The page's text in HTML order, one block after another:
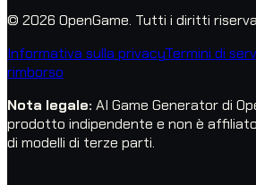
© 2026 OpenGame. Tutti i diritti
Informativa sulla privacyTermini di
rimborso
Nota legale: AI Game Generator di
prodotto indipendente e non è
di modelli di terze parti.